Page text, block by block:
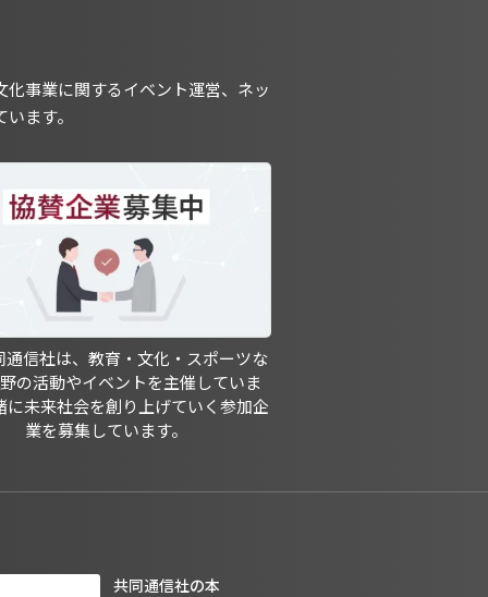
事業に関するイベント運営、ネッ
ます。
通信社は、教育・文化・スポーツな
の活動やイベントを主催していま
に未来社会を創り上げていく参加企
業を募集しています。
共同通信社の本